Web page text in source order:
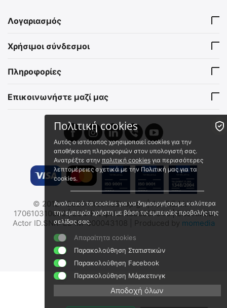
ΦΑΚΟΣ LED NITECORE TIKI,
300 lumens
Άμεσα διαθέσιμο
εργάσιμες
(χωρίς ΦΠΑ)
ΦΑΚΟΣ LED NITECORE TIKI
€20.89(χωρίς ΦΠΑ)
ΦΑΚΟΣ LED NITECORE
TUBE s/n, Black, V2.0,
55lumens
Άμεσα διαθέσιμο
Αποστολή εντός 24 ωρών
(χωρίς ΦΠΑ)
ΦΑΚΟΣ LED NITECORE TINI
3, Orange
Σε Απόθεμα
€ 49.90
€ 40.24(χωρίς ΦΠΑ)
Λογαριασμός
Χρήσιμοι σύνδεσμοι
Πληροφορίες
Επικοινωνήστε μαζί μας
© 2012 - 2026 FirstAidShop.gr. | Αρ. Γ.Ε.Μ.Η:
170610310000 | ΕΟΦ Εταιρεία: 1000007048 | EUDAMED
Actor ID.SNR: EL-IM-000043108 | Produced by momedia
Πολιτική cookies
Αυτός ο ιστότοπος χρησιμοποιεί cookies για την
αποθήκευση πληροφοριών στον υπολογιστή σας.
Ανατρέξτε στην πολιτική cookiesγια περισσότερες
λεπτομέρειες σχετικά με την Πολιτική μας για τα
cookies.
Αναλυτικά τα cookies για να δημιουργήσουμε καλύτερα
την εμπειρία χρήστη με βάση τις εμπειρίες προβολής της
σελίδας σας.
Απαραίτητα cookies
Παρακολούθηση Στατιστικών
Παρακολούθηση Facebook
Παρακολούθηση Μάρκετινγκ
Αποδοχή όλων